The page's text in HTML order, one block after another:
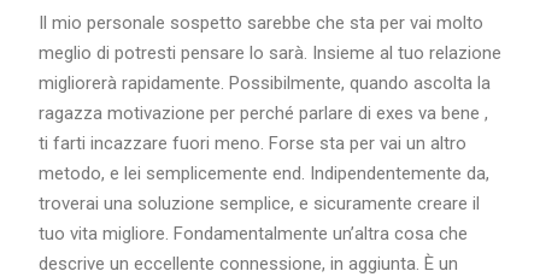
Il mio personale sospetto sarebbe che sta per vai molto
meglio di potresti pensare lo sarà. Insieme al tuo relazione
migliorerà rapidamente. Possibilmente, quando ascolta la
ragazza motivazione per perché parlare di exes va bene ,
ti farti incazzare fuori meno. Forse sta per vai un altro
metodo, e lei semplicemente end. Indipendentemente da,
troverai una soluzione semplice, e sicuramente creare il
tuo vita migliore. Fondamentalmente un’altra cosa che
descrive un eccellente connessione, in aggiunta. È un